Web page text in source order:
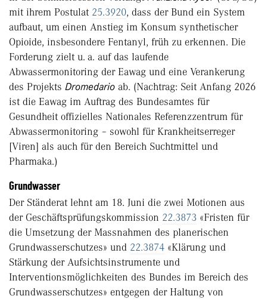
mit ihrem Postulat 25.3920, dass der Bund ein System
aufbaut, um einen Anstieg im Konsum synthetischer
Opioide, insbesondere Fentanyl, früh zu erkennen. Die
Forderung zielt u. a. auf das laufende
Abwassermonitoring der Eawag und eine Verankerung
des Projekts Dromedario ab. (Nachtrag: Seit Anfang 2026
ist die Eawag im Auftrag des Bundesamtes für
Gesundheit offizielles Nationales Referenzzentrum für
Abwassermonitoring – sowohl für Krankheitserreger
[Viren] als auch für den Bereich Suchtmittel und
Pharmaka.)
Grundwasser
Der Ständerat lehnt am 18. Juni die zwei Motionen aus
der Geschäftsprüfungskommission 22.3873 «Fristen für
die Umsetzung der Massnahmen des planerischen
Grundwasserschutzes» und 22.3874 «Klärung und
Stärkung der Aufsichtsinstrumente und
Interventionsmöglichkeiten des Bundes im Bereich des
Grundwasserschutzes» entgegen der Haltung von